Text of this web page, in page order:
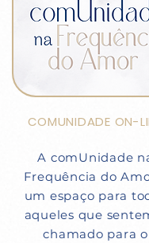
COMUNIDADE ON-
A comUnidade
Frequência do
um espaço para
aqueles que
chamado para o